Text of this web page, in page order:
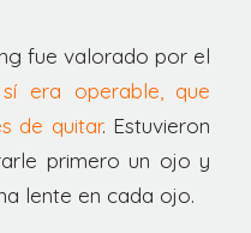
fue valorado por el
sí era operable, que
de quitar. Estuvieron
primero un ojo y
lente en cada ojo.